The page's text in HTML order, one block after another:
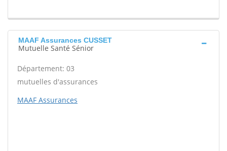
MAAF Assurances CUSSET
Mutuelle Santé Sénior
Département: 03
mutuelles d'assurances
MAAF Assurances